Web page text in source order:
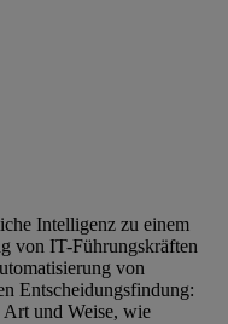
Intelligenz zu einem
von IT-Führungskräften
von
Entscheidungsfindung:
und Weise, wie